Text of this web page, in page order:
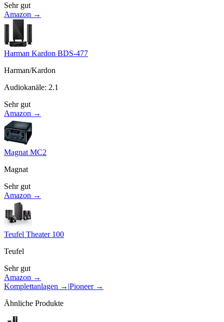
Sehr gut
Amazon →
Harman Kardon BDS-477
Harman/Kardon
Audiokanäle: 2.1
Sehr gut
Amazon →
Magnat MC2
Magnat
Sehr gut
Amazon →
Teufel Theater 100
Teufel
Sehr gut
Amazon →
Komplettanlagen → |Pioneer→
Ähnliche Produkte